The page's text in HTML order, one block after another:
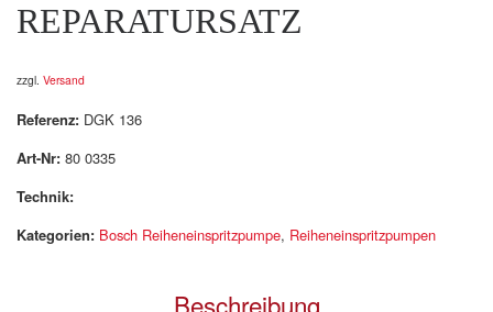
REPARATURSATZ
zzgl. Versand
Referenz: DGK 136
Art-Nr: 80 0335
Technik:
Kategorien: Bosch Reiheneinspritzpumpe, Reiheneinspritzpumpen
Beschreibung